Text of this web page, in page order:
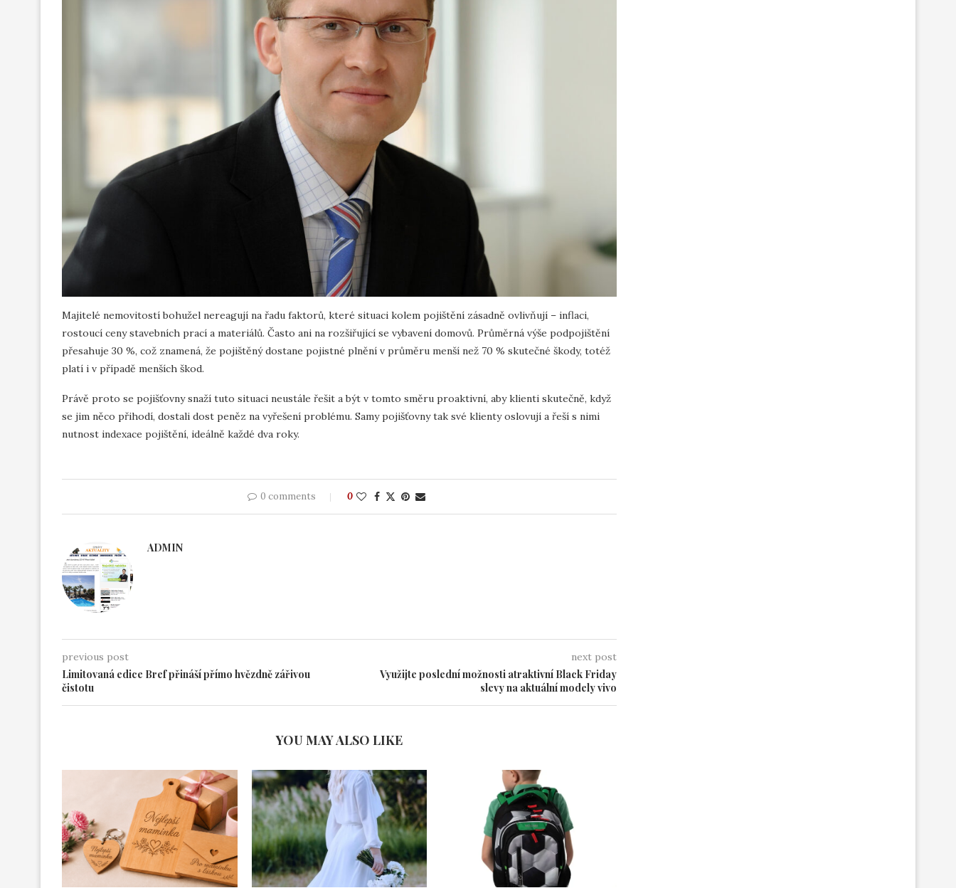
Majitelé nemovitostí bohužel nereagují na řadu faktorů, které situaci kolem pojištění zásadně ovlivňují – inflaci,
rostoucí ceny stavebních prací a materiálů. Často ani na rozšiřující se vybavení domovů. Průměrná výše podpojištění
přesahuje 30 %, což znamená, že pojištěný dostane pojistné plnění v průměru menší než 70 % skutečné škody, totéž
platí i v případě menších škod.
Právě proto se pojišťovny snaží tuto situaci neustále řešit a být v tomto směru proaktivní, aby klienti skutečně, když
se jim něco přihodí, dostali dost peněz na vyřešení problému. Samy pojišťovny tak své klienty oslovují a řeší s nimi
nutnost indexace pojištění, ideálně každé dva roky.
0 comments 0
ADMIN
previous post
Limitovaná edice Bref přináší přímo hvězdně zářivou
čistotu
next post
Využijte poslední možnosti atraktivní Black Friday
slevy na aktuální modely vivo
YOU MAY ALSO LIKE